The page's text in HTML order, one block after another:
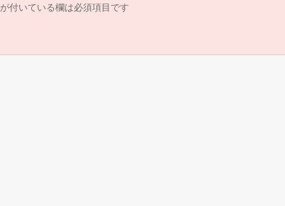
が付いている欄は必須項目です